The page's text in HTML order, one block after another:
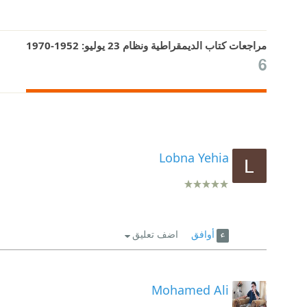
مراجعات كتاب الديمقراطية ونظام 23 يوليو: 1952-1970
6
Lobna Yehia
أوافق اضف تعليق
Mohamed Ali